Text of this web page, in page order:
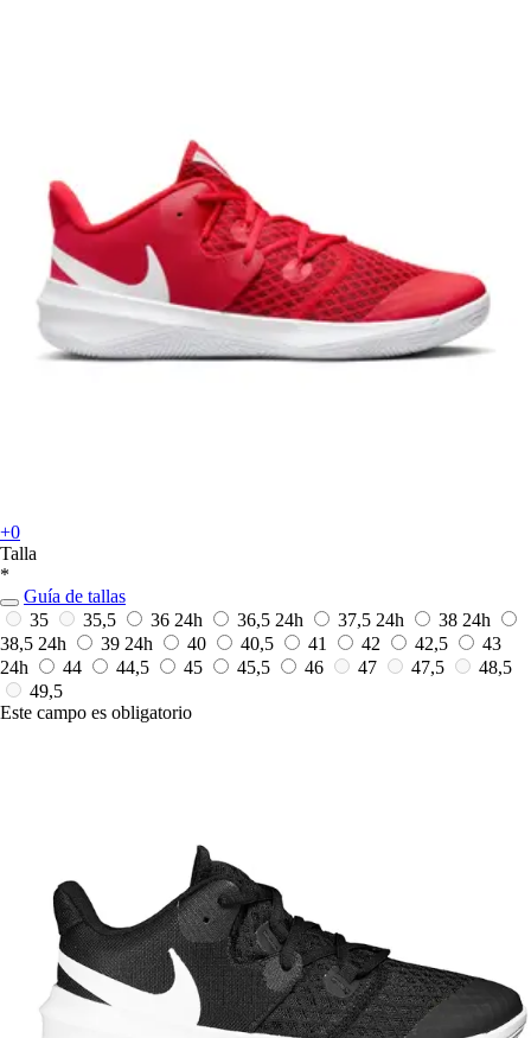
+0
Talla
*
Guía de tallas
35
35,5 36 24h 36,5 24h 37,5 24h 38 24h
38,5 24h 39 24h 40 40,5 41 42 42,5
43
24h
44 44,5 45 45,5 46 47 47,5
48,5
49,5
Este campo es obligatorio